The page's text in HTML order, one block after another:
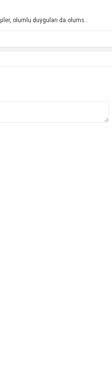
olumlu duyguları da olums...